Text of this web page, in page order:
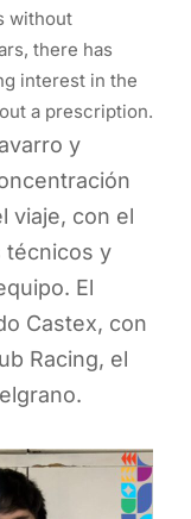
without
there has
interest in the
a prescription.
y
viaje, con el
técnicos y
El
Castex, con
Racing, el